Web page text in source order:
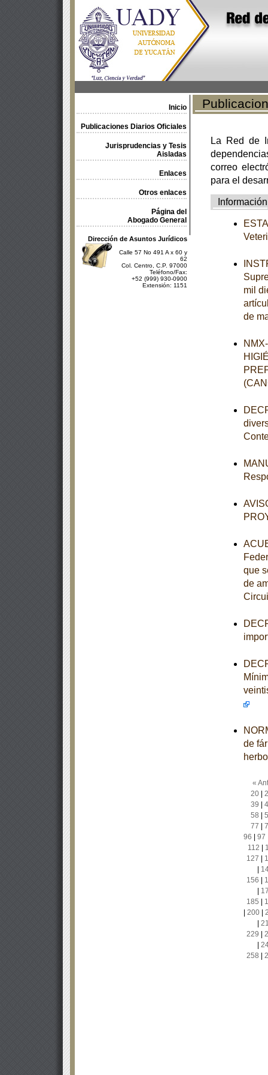
Inicio
Publicaciones Diarios Oficiales
Jurisprudencias y Tesis
Aisladas
Enlaces
Otros enlaces
Página del
Abogado General
Dirección de Asuntos Jurídicos
Calle 57 No 491 A x 60 y
62
Col. Centro, C.P. 97000
Teléfono/Fax:
+52 (999) 930-0900
Extensión: 1151
La Red de
correo
para el
Información
mil
de
que
de
de
«
20|
39
58
77
96
97
112
127
156
185
200|
229
258